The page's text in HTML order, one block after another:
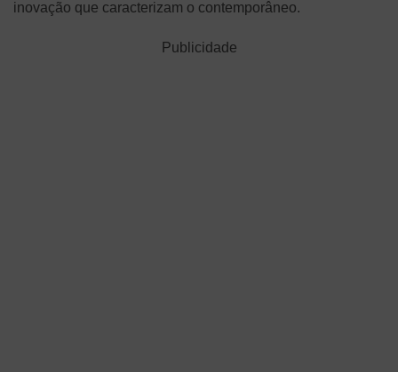
inovação que caracterizam o contemporâneo.
Publicidade